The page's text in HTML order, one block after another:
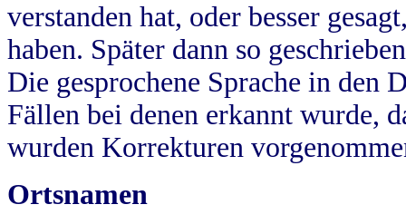
verstanden hat, oder besser
haben. Später dann so
Die gesprochene Sprache in
Fällen bei denen erkannt wurde,
wurden Korrekturen
Ortsnamen